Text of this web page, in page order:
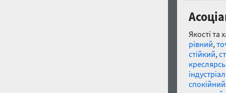
Якості та
рівний,
стійкий,
спокійний